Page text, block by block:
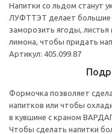
Напитки со льдом станут
ЛУФТТЭТ делает большие
заморозить ягоды,
лимона, чтобы придать
Артикул: 405.099.87
Формочка позволяет
напитков или чтобы
в кувшине с краном
Чтобы сделать напитки